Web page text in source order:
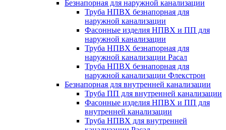
Безнапорная для наружной канализации
Труба НПВХ безнапорная для
наружной канализации
Фасонные изделия НПВХ и ПП для
наружной канализации
Труба НПВХ безнапорная для
наружной канализации Расал
Труба НПВХ безнапорная для
наружной канализации Флекстрон
Безнапорная для внутренней канализации
Труба ПП для внутренней канализации
Фасонные изделия НПВХ и ПП для
внутренней канализации
Труба НПВХ для внутренней